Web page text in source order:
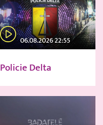
06.08.2026 22:55
Policie Delta